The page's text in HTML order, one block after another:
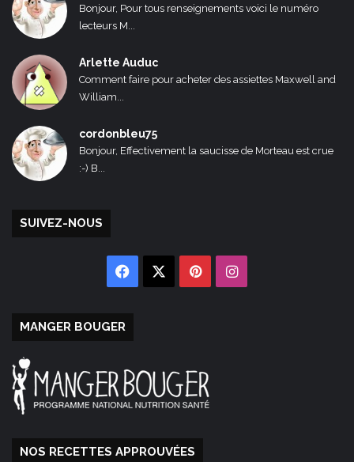
Bonjour, Pour tous renseignements voici le numéro
lecteurs M...
Arlette Auduc
Comment faire pour acheter des assiettes Maxwell and
William...
cordonbleu75
Bonjour, Effectivement la saucisse de Morteau est crue
:-) B...
SUIVEZ-NOUS
Facebook PinterestInstagram
MANGER BOUGER
NOS RECETTES APPROUVÉES